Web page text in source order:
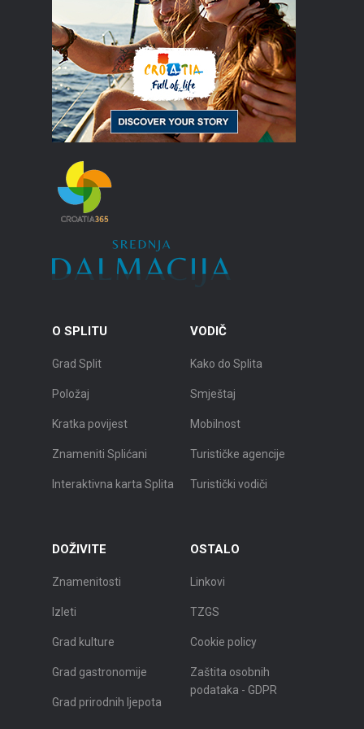
O SPLITU
Grad Split
Položaj
Kratka povijest
Znameniti Splićani
Interaktivna karta Splita
VODIČ
Kako do Splita
Smještaj
Mobilnost
Turističke agencije
Turistički vodiči
DOŽIVITE
Znamenitosti
Izleti
Grad kulture
Grad gastronomije
Grad prirodnih ljepota
OSTALO
Linkovi
TZGS
Cookie policy
Zaštita osobnih
podataka - GDPR